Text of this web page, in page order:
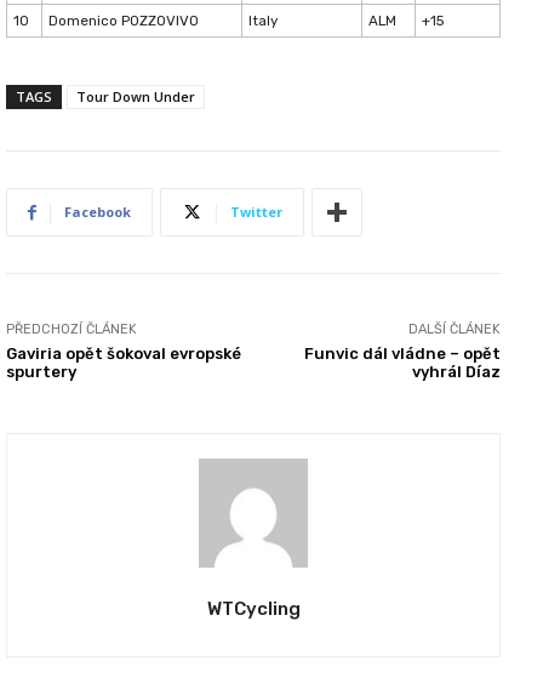
10
Domenico POZZOVIVO Italy ALM +15
TAGS Tour Down Under
Facebook Twitter
PŘEDCHOZÍ ČLÁNEK
Gaviria opět šokoval evropské
spurtery
DALŠÍ ČLÁNEK
Funvic dál vládne – opět
vyhrál Díaz
WTCycling